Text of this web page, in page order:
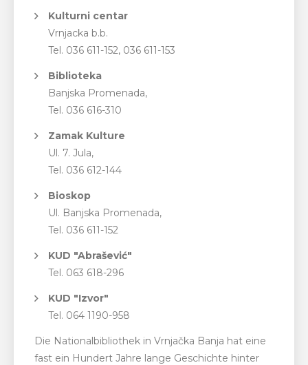
Kulturni centar
Vrnjacka b.b.
Tel. 036 611-152, 036 611-153
Biblioteka
Banjska Promenada,
Tel. 036 616-310
Zamak Kulture
Ul. 7. Jula,
Tel. 036 612-144
Bioskop
Ul. Banjska Promenada,
Tel. 036 611-152
KUD "Abrašević"
Tel. 063 618-296
KUD "Izvor"
Tel. 064 1190-958
Die Nationalbibliothek in Vrnjačka Banja hat eine
fast ein Hundert Jahre lange Geschichte hinter